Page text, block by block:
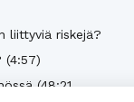
liittyviä riskejä?
(4:57)
(48:21